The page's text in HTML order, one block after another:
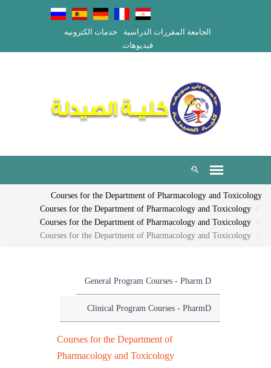
الجامعة المقررات الدراسية
خدمات الكترونيه
فيديوهات
Courses for the Department of Pharmacology and Toxicology
Courses for the Department of Pharmacology and Toxicology
Courses for the Department of Pharmacology and Toxicology
Courses for the Department of Pharmacology and Toxicology
General Program Courses - Pharm D
Clinical Program Courses - PharmD
Courses for the Department of
Pharmacology and Toxicology